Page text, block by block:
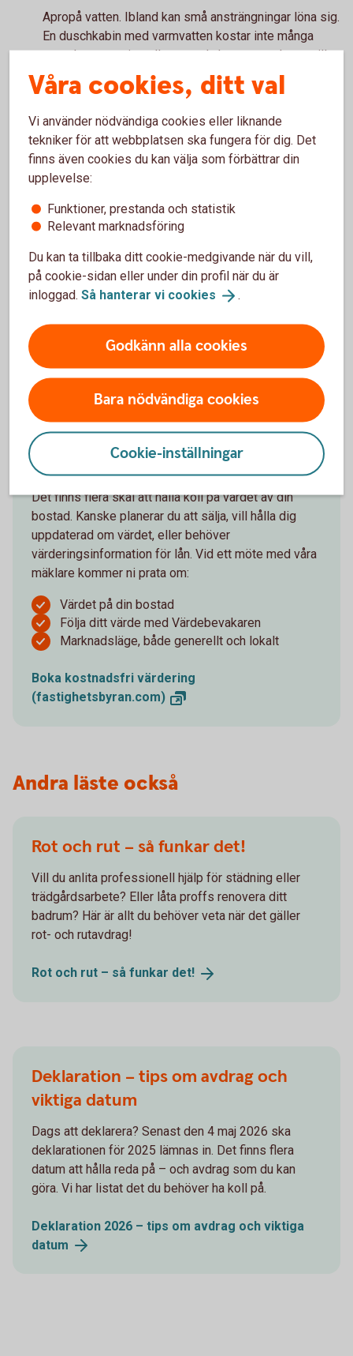
Apropå vatten. Ibland kan små ansträngningar löna sig.
En duschkabin med varmvatten kostar inte många
tusenlappar att installera om du har vatten draget till
huset, men höjer värdet desto mer. Faktum är att just
möjligheten att ta en dusch är den bekvämligheten de
Deklarera försäljningen
Slutligen: när du har sålt och förhoppningsvis gått med
vinst – glöm inte att ta upp vinsten i deklarationen.
Lycka till!
Boka en värdering!
Värdera din bostad
Det finns flera skäl att hålla koll på värdet av din
bostad. Kanske planerar du att sälja, vill hålla dig
uppdaterad om värdet, eller behöver
värderingsinformation för lån. Vid ett möte med våra
mäklare kommer ni prata om:
Värdet på din bostad
Följa ditt värde med Värdebevakaren
Marknadsläge, både generellt och lokalt
Boka kostnadsfri värdering
(fastighetsbyran.com)
Andra läste också
Rot och rut – så funkar det!
Vill du anlita professionell hjälp för städning eller
trädgårdsarbete? Eller låta proffs renovera ditt
badrum? Här är allt du behöver veta när det gäller
rot- och rutavdrag!
Rot och rut – så funkar det!
Deklaration – tips om avdrag och
viktiga datum
Dags att deklarera? Senast den 4 maj 2026 ska
deklarationen för 2025 lämnas in. Det finns flera
datum att hålla reda på – och avdrag som du kan
göra. Vi har listat det du behöver ha koll på.
Deklaration 2026 – tips om avdrag och viktiga
datum
Våra cookies, ditt val
Vi använder nödvändiga cookies eller liknande
tekniker för att webbplatsen ska fungera för dig. Det
finns även cookies du kan välja som förbättrar din
upplevelse:
Funktioner, prestanda och statistik
Relevant marknadsföring
Du kan ta tillbaka ditt cookie-medgivande när du vill,
på cookie-sidan eller under din profil när du är
inloggad. Så hanterar vi cookies .
Godkänn alla cookies
Bara nödvändiga cookies
Cookie-inställningar